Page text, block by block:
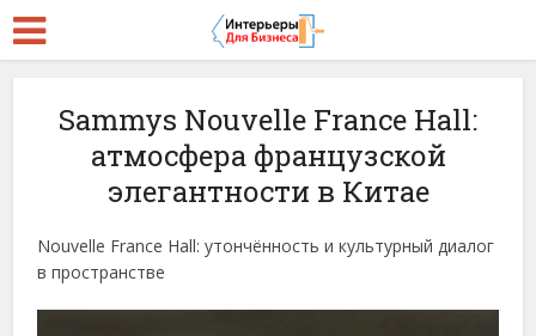
Sammys Nouvelle France Hall:
атмосфера французской
элегантности в Китае
Nouvelle France Hall: утончённость и культурный диалог
в пространстве